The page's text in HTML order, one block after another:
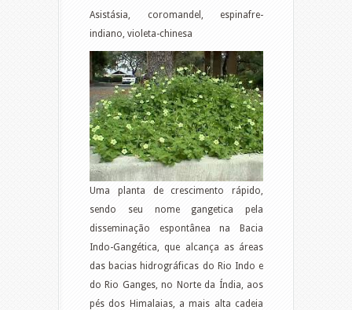
Asistásia, coromandel, espinafre-
indiano, violeta-chinesa
Uma planta de crescimento rápido,
sendo seu nome gangetica pela
disseminação espontânea na Bacia
Indo-Gangética, que alcança as áreas
das bacias hidrográficas do Rio Indo e
do Rio Ganges, no Norte da Índia, aos
pés dos Himalaias, a mais alta cadeia